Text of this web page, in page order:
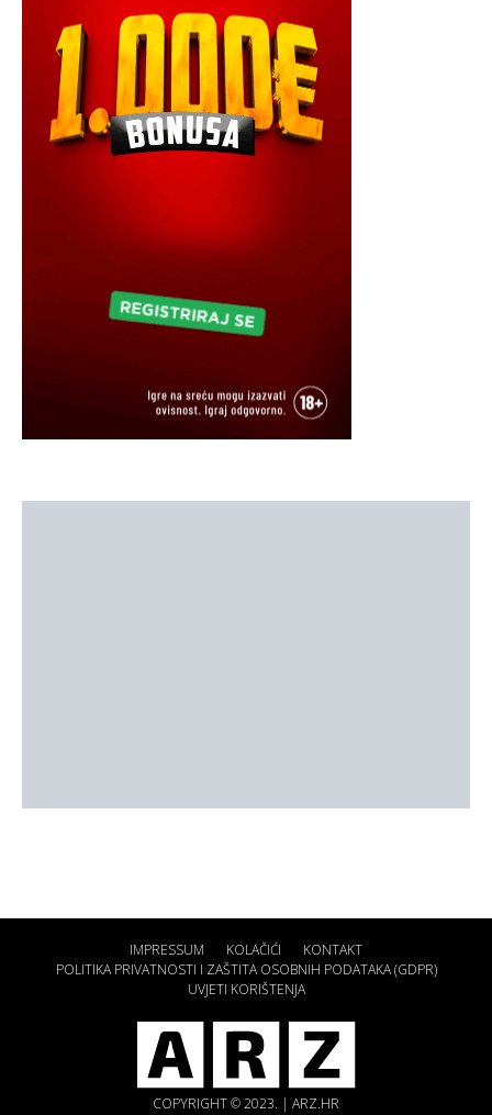
IMPRESSUM KOLAČIĆI
KONTAKT
POLITIKA PRIVATNOSTI I ZAŠTITA OSOBNIH PODATAKA (GDPR)
UVJETI KORIŠTENJA
COPYRIGHT © 2023. | ARZ.HR